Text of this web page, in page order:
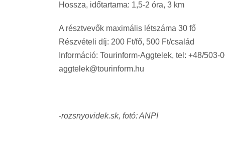
Hossza, időtartama: 1,5-2 óra, 3 km
A résztvevők maximális létszáma 30 fő
Részvételi díj: 200 Ft/fő, 500 Ft/család
Információ: Tourinform-Aggtelek, tel: +48/503-
aggtelek@tourinform.hu
-rozsnyovidek.sk, fotó: ANPI